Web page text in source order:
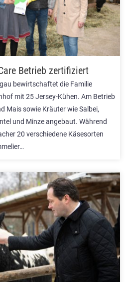
Betrieb zertifiziert
bewirtschaftet die Familie
mit 25 Jersey-Kühen. Am Betrieb
Mais sowie Kräuter wie Salbei,
und Minze angebaut. Während
20 verschiedene Käsesorten